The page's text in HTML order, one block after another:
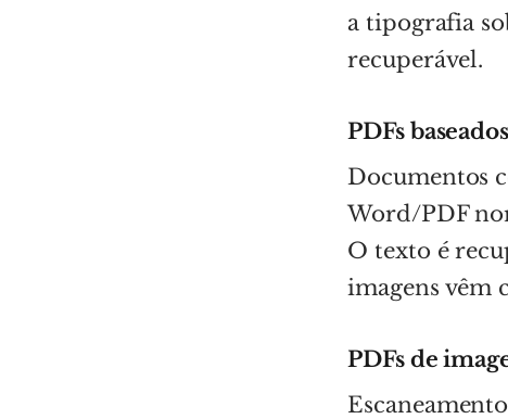
a tipografia
recuperável.
PDFs
Documentos
Word/PDF
O texto é
imagens vêm
PDFs de